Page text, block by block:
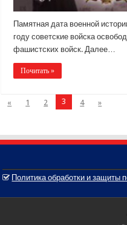
Памятная дата военной
году советские войска
фашистских войск. Далее…
Почитать »
« 1 2 3 4 »
Политика обработки и защиты